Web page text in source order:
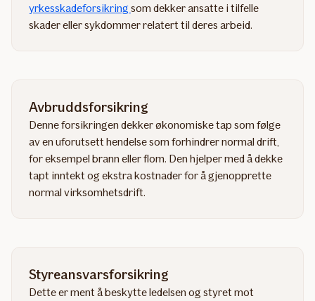
yrkesskadeforsikringsom dekker ansatte i tilfelle
skader eller sykdommer relatert til deres arbeid.
Avbruddsforsikring
Denne forsikringen dekker økonomiske tap som følge
av en uforutsett hendelse som forhindrer normal drift,
for eksempel brann eller flom. Den hjelper med å dekke
tapt inntekt og ekstra kostnader for å gjenopprette
normal virksomhetsdrift.
Styreansvarsforsikring
Dette er ment å beskytte ledelsen og styret mot